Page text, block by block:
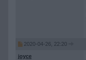
2020-04-26, 22:20
joyce